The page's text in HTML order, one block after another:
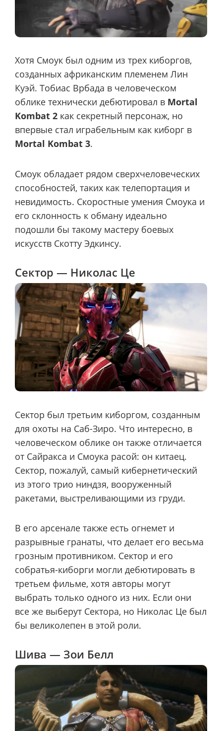
Хотя Смоук был одним из трех киборгов,
созданных африканским племенем Лин
Куэй. Тобиас Врбада в человеческом
облике технически дебютировал в Mortal
Kombat 2 как секретный персонаж, но
впервые стал играбельным как киборг в
Mortal Kombat 3.
Смоук обладает рядом сверхчеловеческих
способностей, таких как телепортация и
невидимость. Скоростные умения Смоука и
его склонность к обману идеально
подошли бы такому мастеру боевых
искусств Скотту Эдкинсу.
Сектор — Николас Це
Сектор был третьим киборгом, созданным
для охоты на Саб-Зиро. Что интересно, в
человеческом облике он также отличается
от Сайракса и Смоука расой: он китаец.
Сектор, пожалуй, самый кибернетический
из этого трио ниндзя, вооруженный
ракетами, выстреливающими из груди.
В его арсенале также есть огнемет и
разрывные гранаты, что делает его весьма
грозным противником. Сектор и его
собратья-киборги могли дебютировать в
третьем фильме, хотя авторы могут
выбрать только одного из них. Если они
все же выберут Сектора, но Николас Це был
бы великолепен в этой роли.
Шива — Зои Белл